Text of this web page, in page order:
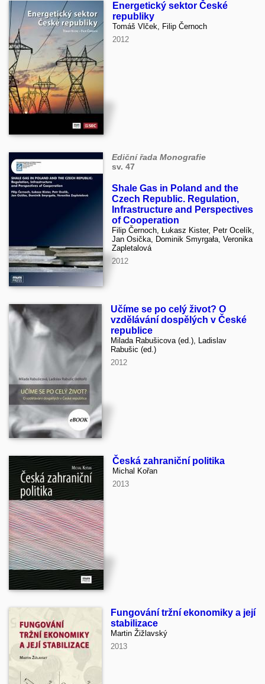
Energetický sektor České
republiky
Tomáš Vlček, Filip Černoch
2012
Ediční řada Monografie
sv. 47
Shale Gas in Poland and the
Czech Republic. Regulation,
Infrastructure and Perspectives
of Cooperation
Filip Černoch, Łukasz Kister, Petr Ocelík,
Jan Osička, Dominik Smyrgała, Veronika
Zapletalová
2012
Učíme se po celý život? O
vzdělávání dospělých v České
republice
Milada Rabušicova (ed.), Ladislav
Rabušic (ed.)
2012
Česká zahraniční politika
Michal Kořan
2013
Fungování tržní ekonomiky a její
stabilizace
Martin Žižlavský
2013